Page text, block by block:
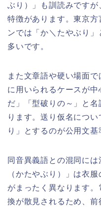
ぶり）」も訓読みです
特徴があります。東京方
ンでは「か＼たやぶり
多いです。
また文章語や硬い場面
に用いられるケースが中
だ」「型破りの～」と
ります。送り仮名につ
り」とするのが公用文基
同音異義語との混同に
（かたやぶり）」は衣
がまったく異なります
換が散見されるため、